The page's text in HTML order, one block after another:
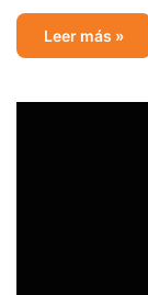
Leer más »